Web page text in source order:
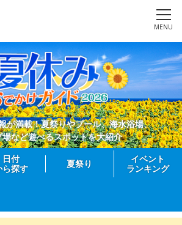
MENU
が満載！夏祭りやプール、海水浴場、
など遊べるスポットを大紹介
日付
ら探す
夏祭り
イベント
ランキング